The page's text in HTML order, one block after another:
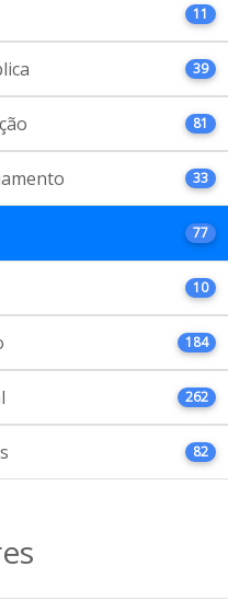
11
39
81
33
77
10
184
262
82